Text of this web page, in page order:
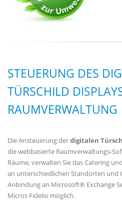
STEUERUNG DES
TÜRSCHILD
RAUMVERWALTUNG
Die Ansteuerung derdigitalen
die webbasierte Raumverwaltungs-
Räume, verwalten Sie das Catering
an unterschiedlichen Standorten und
Anbindung an Microsoft® Exchange
Micros Fidelio möglich.